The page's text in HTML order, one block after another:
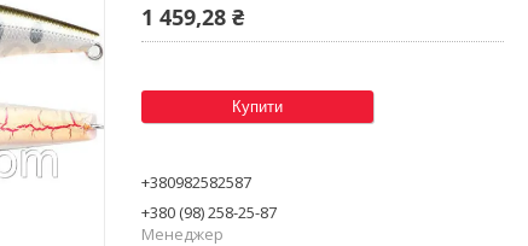
1 459,28 ₴
Купити
+380982582587
+380 (98) 258-25-87
Менеджер